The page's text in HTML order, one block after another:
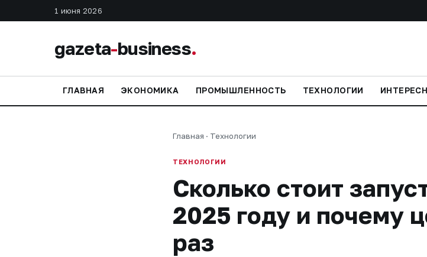
1 июня 2026
gazeta-business.
ГЛАВНАЯ ЭКОНОМИКА ПРОМЫШЛЕННОСТЬ ТЕХНОЛОГИИ
Главная · Технологии
ТЕХНОЛОГИИ
Сколько стоит
2025 году и почему
раз